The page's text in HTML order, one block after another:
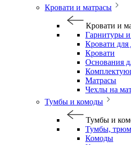
Кровати и матрасы
Кровати и
Гарнитуры
Кровати для
Кровати
Основания
Матрасы
Чехлы на
Тумбы и комоды
Тумбы и
Тумбы,
Комоды